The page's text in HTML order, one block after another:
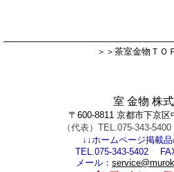
＞＞茶室金物ＴＯ
室 金物 株
〒600-8811 京都市下京区
（代表）TEL.075-343-
↓↓ホームページ掲載
TEL.075-343-5402
メール：